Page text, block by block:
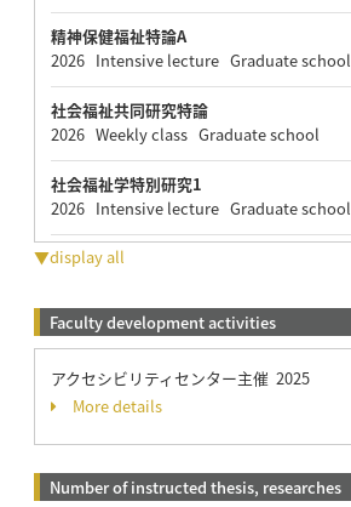
精神保健福祉特論A
2026 Intensive lecture Graduate school
社会福祉共同研究特論
2026 Weekly class Graduate school
社会福祉学特別研究1
2026 Intensive lecture Graduate school
▼display all
Faculty development activities
アクセシビリティセンター主催 2025
More details
Number of instructed thesis, researches